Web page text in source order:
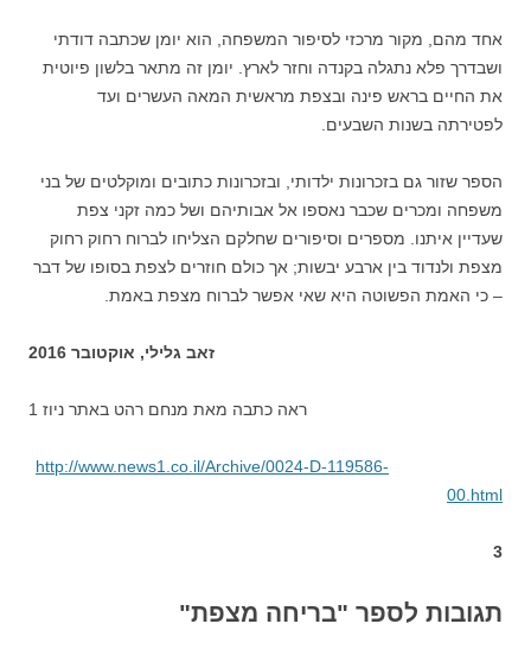
אחד מהם, מקור מרכזי לסיפור המשפחה, הוא יומן שכתבה דודתי
ושבדרך פלא נתגלה בקנדה וחזר לארץ. יומן זה מתאר בלשון פיוטית
את החיים בראש פינה ובצפת מראשית המאה העשרים ועד
לפטירתה בשנות השבעים.
הספר שזור גם בזכרונות ילדותי, ובזכרונות כתובים ומוקלטים של בני
משפחה ומכרים שכבר נאספו אל אבותיהם ושל כמה זקני צפת
שעדיין איתנו. מספרים וסיפורים שחלקם הצליחו לברוח רחוק רחוק
מצפת ולנדוד בין ארבע יבשות; אך כולם חוזרים לצפת בסופו של דבר
– כי האמת הפשוטה היא שאי אפשר לברוח מצפת באמת.
זאב גלילי, אוקטובר 2016
ראה כתבה מאת מנחם רהט באתר ניוז 1
http://www.news1.co.il/Archive/0024-D-119586-
00.html
3
תגובות לספר "בריחה מצפת"